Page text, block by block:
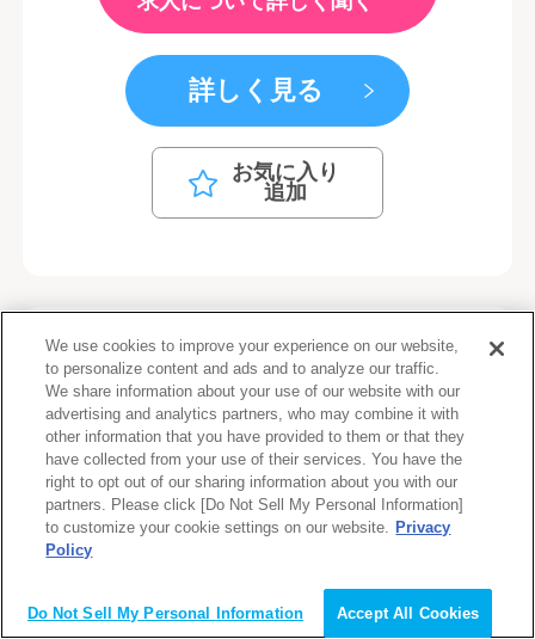
詳しく見る
お気に入り
追加
求人No. 14179 募集中
【障がい者求人】大阪支店 大
阪
高砂香料工業株式会社
高砂香料工業は、1920年の創業以来掲げてきた
「技術立脚の精神に則り社会に貢献する」を創
業精神とし、香料業界のリーディングカンパニ
We use cookies to improve your experience on our website,
to personalize content and ads and to analyze our traffic.
We share information about your use of our website with our
advertising and analytics partners, who may combine it with
other information that you have provided to them or that they
have collected from your use of their services. You have the
right to opt out of our sharing information about you with our
partners. Please click [Do Not Sell My Personal Information]
to customize your cookie settings on our website. Privacy
Policy
Do Not Sell My Personal Information Accept All Cookies